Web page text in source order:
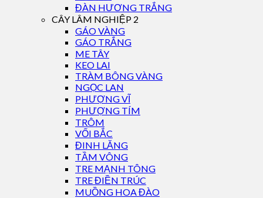
ĐÀN HƯƠNG TRẮNG
CÂY LÂM NGHIỆP 2
GÁO VÀNG
GÁO TRẮNG
ME TÂY
KEO LAI
TRÀM BÔNG VÀNG
NGỌC LAN
PHƯỢNG VĨ
PHƯỢNG TÍM
TRÔM
VỐI BẮC
ĐINH LĂNG
TẦM VÔNG
TRE MẠNH TÔNG
TRE ĐIỀN TRÚC
MUỒNG HOA ĐÀO